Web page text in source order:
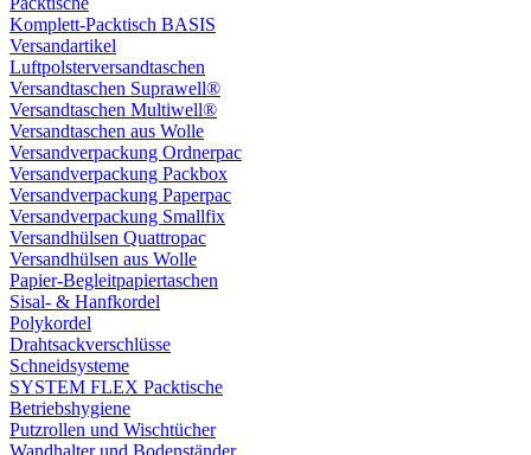
Komplett-Packtisch BASIS
Versandartikel
Luftpolsterversandtaschen
Versandtaschen Suprawell®
Versandtaschen Multiwell®
Versandtaschen aus Wolle
Versandverpackung Ordnerpac
Versandverpackung Packbox
Versandverpackung Paperpac
Versandverpackung Smallfix
Versandhülsen Quattropac
Versandhülsen aus Wolle
Papier-Begleitpapiertaschen
Sisal- & Hanfkordel
Polykordel
Drahtsackverschlüsse
Schneidsysteme
SYSTEM FLEX Packtische
Betriebshygiene
Putzrollen und Wischtücher
Wandhalter und Bodenständer